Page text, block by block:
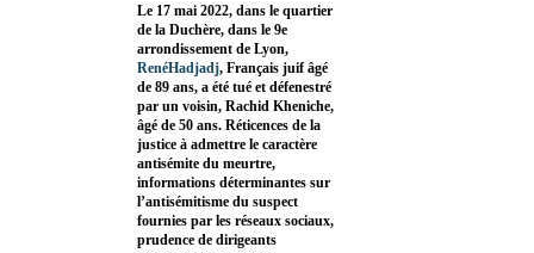
Le 17 mai 2022, dans le quartier
de la Duchère, dans le 9e
arrondissement de Lyon,
RenéHadjadj, Français juif âgé
de 89 ans, a été tué et défenestré
par un voisin, Rachid Kheniche,
âgé de 50 ans. Réticences de la
justice à admettre le caractère
antisémite du meurtre,
informations déterminantes sur
l’antisémitisme du suspect
fournies par les réseaux sociaux,
prudence de dirigeants